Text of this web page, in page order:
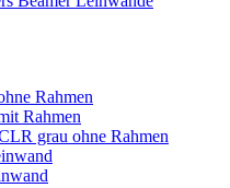
Rahmen
Rahmen
grau ohne Rahmen